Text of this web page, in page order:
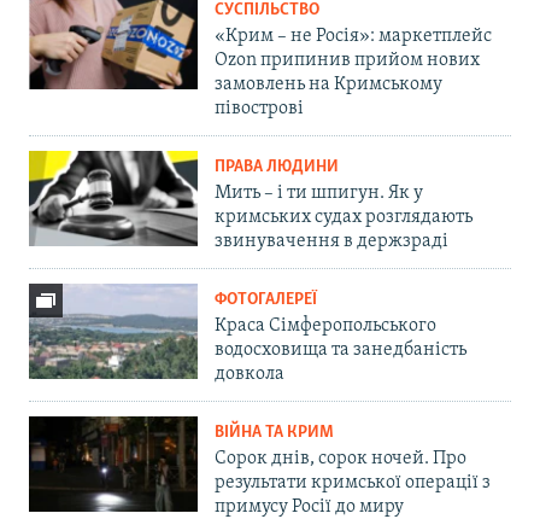
СУСПІЛЬСТВО
«Крим – не Росія»: маркетплейс
Ozon припинив прийом нових
замовлень на Кримському
півострові
ПРАВА ЛЮДИНИ
Мить – і ти шпигун. Як у
кримських судах розглядають
звинувачення в держзраді
ФОТОГАЛЕРЕЇ
Краса Сімферопольського
водосховища та занедбаність
довкола
ВІЙНА ТА КРИМ
Сорок днів, сорок ночей. Про
результати кримської операції з
примусу Росії до миру